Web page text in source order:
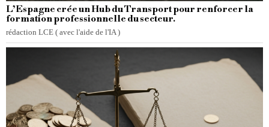
L’Espagne crée un Hub du Transport pour renforcer la
formation professionnelle du secteur.
rédaction LCE ( avec l'aide de l'IA )